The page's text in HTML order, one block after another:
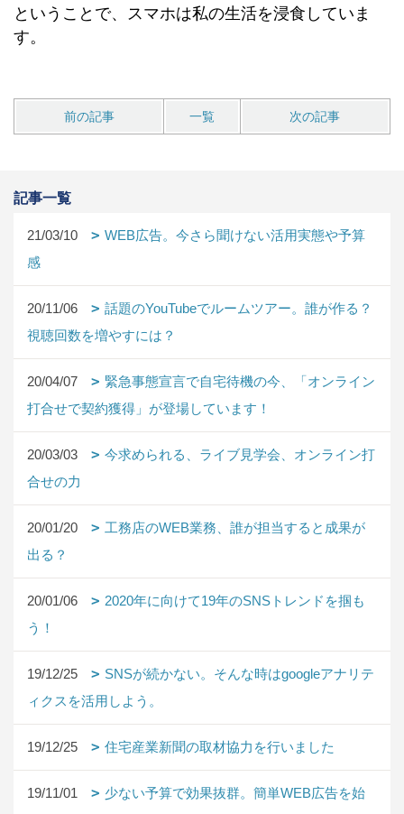
ということで、スマホは私の生活を浸食していま
す。
前の記事 一覧 次の記事
記事一覧
21/03/10
WEB広告。今さら聞けない活用実態や予算
感
20/11/06
話題のYouTubeでルームツアー。誰が作る？
視聴回数を増やすには？
20/04/07
緊急事態宣言で自宅待機の今、「オンライン
打合せで契約獲得」が登場しています！
20/03/03
今求められる、ライブ見学会、オンライン打
合せの力
20/01/20
工務店のWEB業務、誰が担当すると成果が
出る？
20/01/06
2020年に向けて19年のSNSトレンドを掴も
う！
19/12/25
SNSが続かない。そんな時はgoogleアナリテ
ィクスを活用しよう。
19/12/25 住宅産業新聞の取材協力を行いました
19/11/01
少ない予算で効果抜群。簡単WEB広告を始